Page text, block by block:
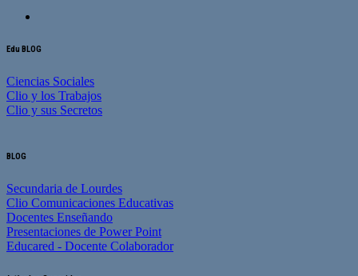
Edu BLOG
Ciencias Sociales
Clio y los Trabajos
Clio y sus Secretos
BLOG
Secundaria de Lourdes
Clio Comunicaciones Educativas
Docentes Enseñando
Presentaciones de Power Point
Educared - Docente Colaborador